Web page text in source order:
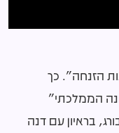
דיור במשבר, אחרי 15 שנות הזנחה". כך
הממלכתי"
בראיון עם דנה